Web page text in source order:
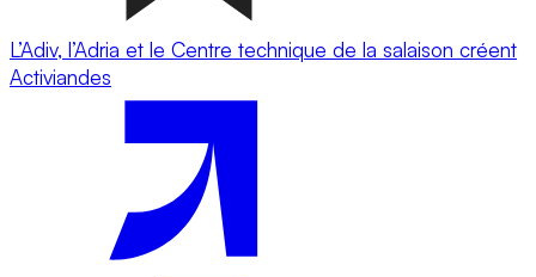
L’Adiv, l’Adria et le Centre technique de la salaison créent
Activiandes